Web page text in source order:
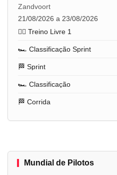
Zandvoort
21/08/2026 a 23/08/2026
🏋️‍♂️ Treino Livre 1
🏎️ Classificação Sprint
🏁 Sprint
🏎️ Classificação
🏁 Corrida
Mundial de Pilotos